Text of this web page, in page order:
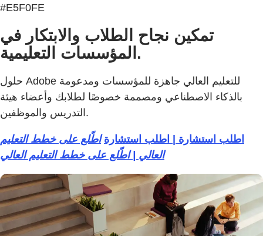
#E5F0FE
تمكين نجاح الطلاب والابتكار في
المؤسسات التعليمية.
حلول Adobe للتعليم العالي جاهزة للمؤسسات ومدعومة
بالذكاء الاصطناعي ومصممة خصوصًا لطلابك وأعضاء هيئة
التدريس والموظفين.
اطلب استشارة | اطلب استشارة اطّلع على خطط التعليم
العالي | اطّلع على خطط التعليم العالي